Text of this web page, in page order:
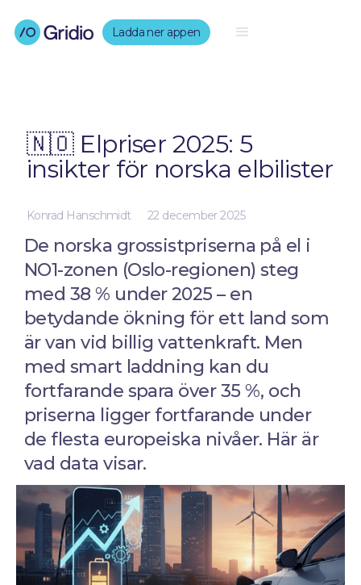
Ladda ner appen
🇳🇴 Elpriser 2025: 5
insikter för norska elbilister
Konrad Hanschmidt 22 december 2025
De norska grossistpriserna på el i
NO1-zonen (Oslo-regionen) steg
med 38 % under 2025 – en
betydande ökning för ett land som
är van vid billig vattenkraft. Men
med smart laddning kan du
fortfarande spara över 35 %, och
priserna ligger fortfarande under
de flesta europeiska nivåer. Här är
vad data visar.